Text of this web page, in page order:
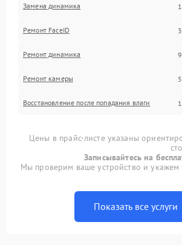
Замена динамика
Ремонт FaceID
Ремонт динамика
Ремонт камеры
Восстановление после попадания влаги
Цены в прайс-листе указаны
Записывайтесь на
Мы проверим ваше устройство и укажем
Показать все услуги